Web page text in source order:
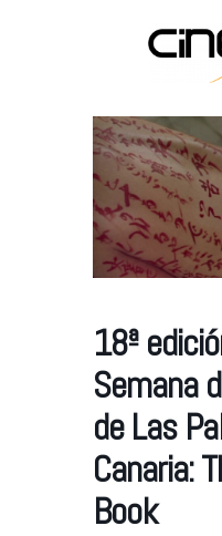
18ª
Semana
de Las
Canaria:
Book
Servicios